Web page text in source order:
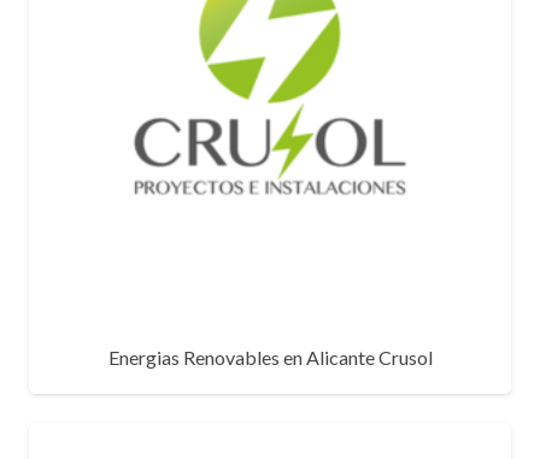
Energias Renovables en Alicante Crusol